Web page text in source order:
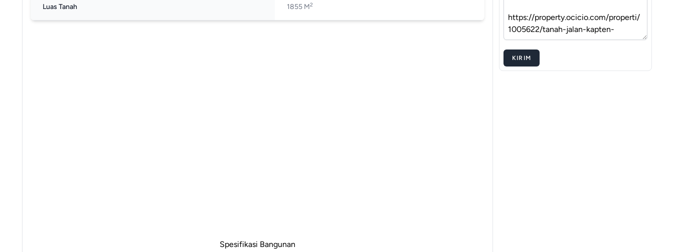
Luas Tanah 1855 M2
Spesifikasi Bangunan
KIRIM